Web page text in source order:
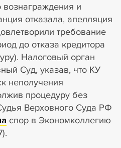
вознаграждения и
отказала, апелляция
требование
до отказа кредитора
Налоговый орган
Суд, указав, что КУ
неполучения
процедуру без
Верховного Суда РФ
спор в Экономколлегию